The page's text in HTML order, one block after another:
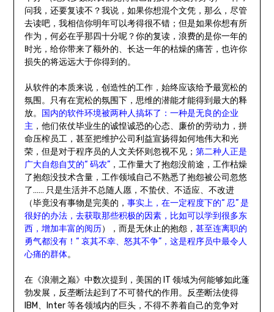
问我，还要复读不？我说，如果你想混个文凭，那么，尽管
去读吧，我相信你明年可以考得很不错；但是如果你想有所
作为，何必在乎那四十分呢？你的复读，浪费的是你一年的
时光，给你带来了额外的、长达一年的枯燥的痛苦，也许你
损失的将远远大于你得到的。
从软件的本质来说，创造性的工作，始终应该给予最宽松的
氛围。只有在宽松的氛围下，思维的潜能才能得到最大的释
放。 国内的软件环境被两种人搞坏了：一种是无良的企业
主 ，他们依仗毕业生的诚惶诚恐的心态、廉价的劳动力，拼
命压榨员工，甚至把维护公司利益宣扬得如何地伟大和光
荣，但是对于程序员的人文关怀则忽视不见； 第二种人正是
广大自怨自艾的“ 码农”，工作量大了抱怨没前途，工作枯燥
了抱怨没技术含量，工作领域自己不熟悉了抱怨被公司忽悠
了…… 只是生活并不总随人愿，不蛰伏、不适应、不改进
（毕竟没有事物是完美的， 事实上，在一定程度下的“ 忍” 是
很好的办法，去获取那些积极的因素，比如可以学到很多东
西，增加丰富的阅历），而是无休止的抱怨， 甚至连离职的
勇气都没有！“ 哀其不幸、怒其不争”，这是程序员中最令人
心痛的群体。
在《浪潮之巅》中数次提到，美国的 IT 领域为何能够如此蓬
勃发展，反垄断法起到了不可替代的作用。反垄断法使得
IBM、Inter 等各领域内的巨头，不得不养着自己的竞争对